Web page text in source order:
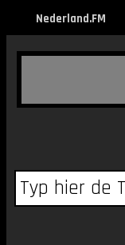
Nederland.FM